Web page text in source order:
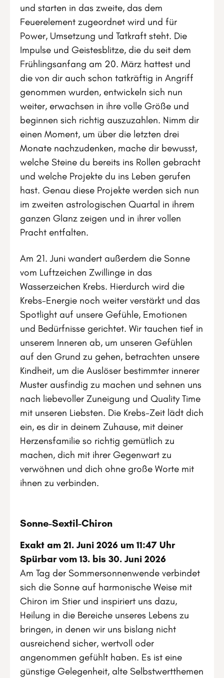
und starten in das zweite, das dem
Feuerelement zugeordnet wird und für
Power, Umsetzung und Tatkraft steht. Die
Impulse und Geistesblitze, die du seit dem
Frühlingsanfang am 20. März hattest und
die von dir auch schon tatkräftig in Angriff
genommen wurden, entwickeln sich nun
weiter, erwachsen in ihre volle Größe und
beginnen sich richtig auszuzahlen. Nimm dir
einen Moment, um über die letzten drei
Monate nachzudenken, mache dir bewusst,
welche Steine du bereits ins Rollen gebracht
und welche Projekte du ins Leben gerufen
hast. Genau diese Projekte werden sich nun
im zweiten astrologischen Quartal in ihrem
ganzen Glanz zeigen und in ihrer vollen
Pracht entfalten.
Am 21. Juni wandert außerdem die Sonne
vom Luftzeichen Zwillinge in das
Wasserzeichen Krebs. Hierdurch wird die
Krebs-Energie noch weiter verstärkt und das
Spotlight auf unsere Gefühle, Emotionen
und Bedürfnisse gerichtet. Wir tauchen tief in
unserem Inneren ab, um unseren Gefühlen
auf den Grund zu gehen, betrachten unsere
Kindheit, um die Auslöser bestimmter innerer
Muster ausfindig zu machen und sehnen uns
nach liebevoller Zuneigung und Quality Time
mit unseren Liebsten. Die Krebs-Zeit lädt dich
ein, es dir in deinem Zuhause, mit deiner
Herzensfamilie so richtig gemütlich zu
machen, dich mit ihrer Gegenwart zu
verwöhnen und dich ohne große Worte mit
ihnen zu verbinden.
Sonne-Sextil-Chiron
Exakt am 21. Juni 2026 um 11:47 Uhr
Spürbar vom 13. bis 30. Juni 2026
Am Tag der Sommersonnenwende verbindet
sich die Sonne auf harmonische Weise mit
Chiron im Stier und inspiriert uns dazu,
Heilung in die Bereiche unseres Lebens zu
bringen, in denen wir uns bislang nicht
ausreichend sicher, wertvoll oder
angenommen gefühlt haben. Es ist eine
günstige Gelegenheit, alte Selbstwertthemen